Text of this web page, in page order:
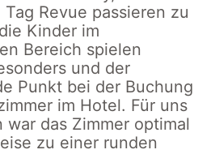
Revue passieren zu
Kinder im
Bereich spielen
und der
Punkt bei der Buchung
im Hotel. Für uns
war das Zimmer optimal
zu einer runden